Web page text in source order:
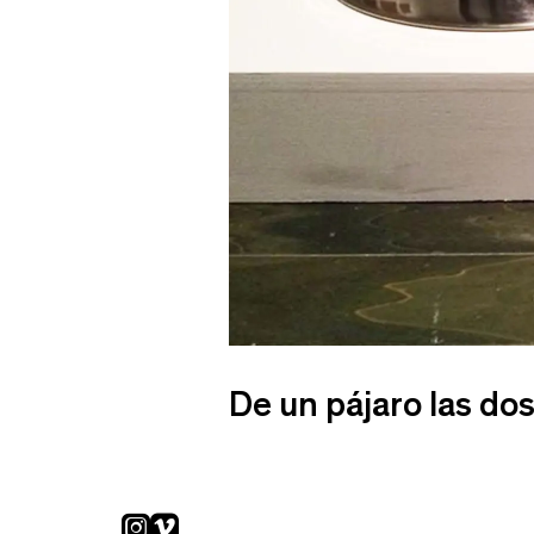
De un pájaro las